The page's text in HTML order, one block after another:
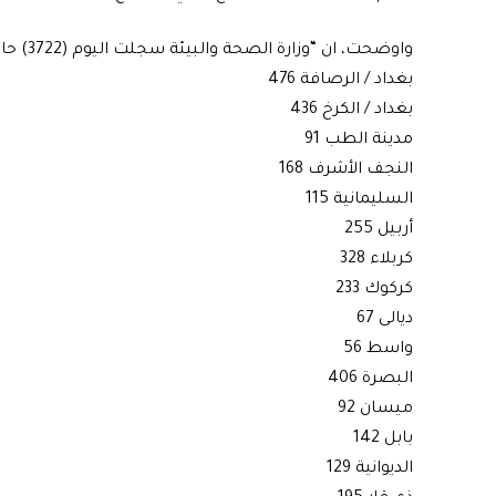
واوضحت، ان “وزارة الصحة والبيئة سجلت اليوم (3722) حالة شفاء في العراق”، موزعة كالتالي:
بغداد / الرصافة 476
بغداد / الكرخ 436
مدينة الطب 91
النجف الأشرف 168
السليمانية 115
أربيل 255
كربلاء 328
كركوك 233
ديالى 67
واسط 56
البصرة 406
ميسان 92
بابل 142
الديوانية 129